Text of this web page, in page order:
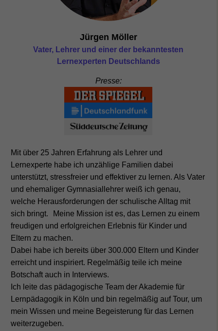
Jürgen Möller
Vater, Lehrer und einer der bekanntesten
Lernexperten Deutschlands
Presse:
Mit über 25 Jahren Erfahrung als Lehrer und
Lernexperte habe ich unzählige Familien dabei
unterstützt, stressfreier und effektiver zu lernen. Als Vater
und ehemaliger Gymnasiallehrer weiß ich genau,
welche Herausforderungen der schulische Alltag mit
sich bringt. Meine Mission ist es, das Lernen zu einem
freudigen und erfolgreichen Erlebnis für Kinder und
Eltern zu machen.
Dabei habe ich bereits über 300.000 Eltern und Kinder
erreicht und inspiriert. Regelmäßig teile ich meine
Botschaft auch in Interviews.
Ich leite das pädagogische Team der Akademie für
Lernpädagogik in Köln und bin regelmäßig auf Tour, um
mein Wissen und meine Begeisterung für das Lernen
weiterzugeben.